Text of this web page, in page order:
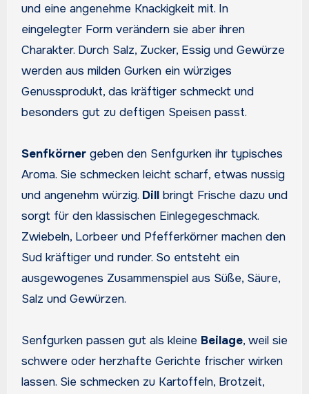
und eine angenehme Knackigkeit mit. In
eingelegter Form verändern sie aber ihren
Charakter. Durch Salz, Zucker, Essig und Gewürze
werden aus milden Gurken ein würziges
Genussprodukt, das kräftiger schmeckt und
besonders gut zu deftigen Speisen passt.
Senfkörnergeben den Senfgurken ihr typisches
Aroma. Sie schmecken leicht scharf, etwas nussig
und angenehm würzig. Dillbringt Frische dazu und
sorgt für den klassischen Einlegegeschmack.
Zwiebeln, Lorbeer und Pfefferkörner machen den
Sud kräftiger und runder. So entsteht ein
ausgewogenes Zusammenspiel aus Süße, Säure,
Salz und Gewürzen.
Senfgurken passen gut als kleine Beilage, weil sie
schwere oder herzhafte Gerichte frischer wirken
lassen. Sie schmecken zu Kartoffeln, Brotzeit,